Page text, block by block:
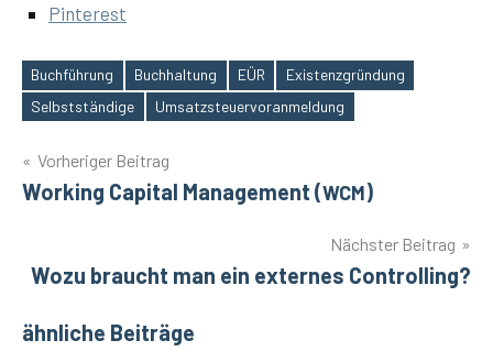
Pin­te­rest
Schlagwörter
Buchführung Buchhaltung EÜR
Existenzgründung
Selbstständige
Umsatzsteuervoranmeldung
Beitragsnavigation
Vorheriger Beitrag
Working Capital Management (WCM)
Nächster Beitrag
Wozu braucht man ein externes Controlling?
ähnliche Beiträge